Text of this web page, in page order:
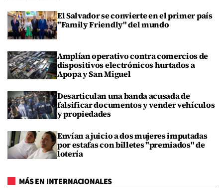
El Salvador se convierte en el primer país
"Family Friendly" del mundo
Amplían operativo contra comercios de
dispositivos electrónicos hurtados a
Apopa y San Miguel
Desarticulan una banda acusada de
falsificar documentos y vender vehículos
y propiedades
Envían a juicio a dos mujeres imputadas
por estafas con billetes "premiados" de
lotería
MÁS EN INTERNACIONALES